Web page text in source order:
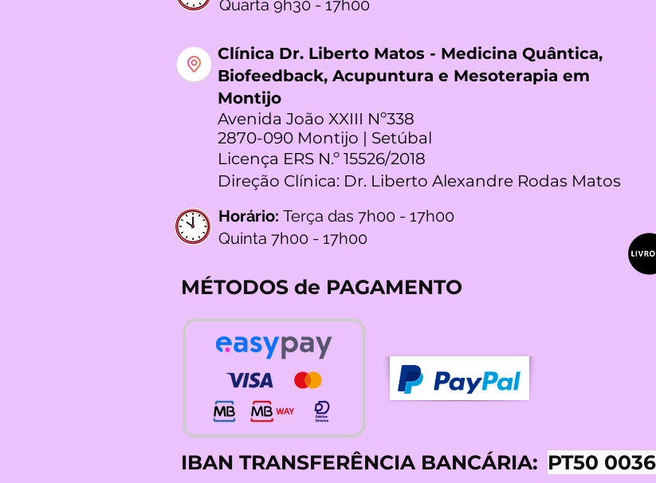
Quarta 9h30 - 17h00
Clínica Dr. Liberto Matos - Medicina Quântica,
Biofeedback, Acupuntura e Mesoterapia em
Montijo
Avenida João XXIII Nº338
2870-090 Montijo | Setúbal
Licença ERS N.º 15526/2018
Direção Clínica: Dr. Liberto Alexandre Rodas Matos
Horário: Terça das 7h00 - 17h00
Quinta 7h00 - 17h00
MÉTODOS de PAGAMENTO
IBAN TRANSFERÊNCIA BANCÁRIA: PT50